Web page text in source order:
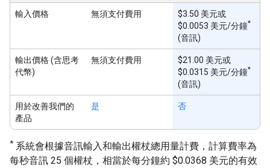
輸入價格 無須支付費用
$3.50 美元或
$0.0053 美元/分鐘*
(音訊)
輸出價格 (含思考
代幣)
無須支付費用
$21.00 美元或
$0.0315 美元/分鐘*
(音訊)
用於改善我們的
產品
是 否
* 系統會根據音訊輸入和輸出權杖總用量計費，計算費率為
每秒音訊 25 個權杖，相當於每分鐘約 $0.0368 美元的有效